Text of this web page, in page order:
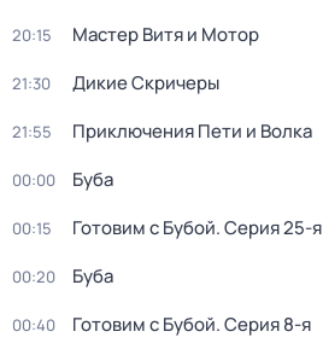
20:15 Мастер Витя и Мотор
21:30 Дикие Скричеры
21:55 Приключения Пети и Волка
00:00 Буба
00:15 Готовим с Бубой. Серия 25-я
00:20 Буба
00:40 Готовим с Бубой. Серия 8-я